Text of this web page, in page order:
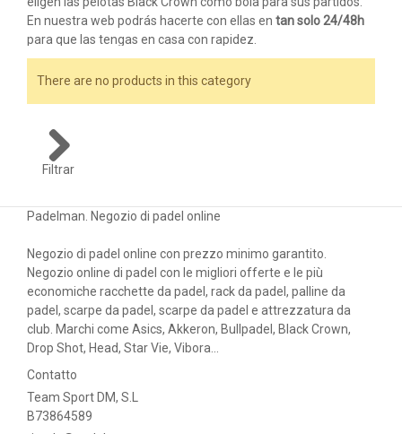
ACCESSORI
PALLINE
OUTLET PADEL
En nuestra web podrás hacerte con ellas en tan solo 24/48h
para que las tengas en casa con rapidez.
Pelotas Black Crown Pádel, durabilidad
asegurada
productos tanto en
prestaciones
atrás y por ello son uno de los modelos más increíbles del
tacto que se siente en cada golpeo, permitiendo siempre un
There are no products in this category
Filtrar
Padelman. Negozio di padel online
Negozio di padel online con prezzo minimo garantito.
Negozio online di padel con le migliori offerte e le più
economiche racchette da padel, rack da padel, palline da
padel, scarpe da padel, scarpe da padel e attrezzatura da
club. Marchi come Asics, Akkeron, Bullpadel, Black Crown,
Drop Shot, Head, Star Vie, Vibora...
Contatto
Team Sport DM, S.L
B73864589